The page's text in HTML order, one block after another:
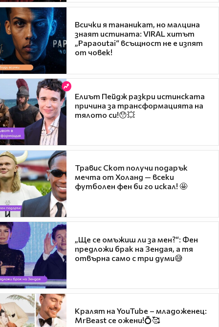
Всички я тананикат, но малцина
знаят истината: VIRAL хитът
„Papaoutai“ всъщност не е изпят
от човек!
Елиът Пейдж разкри истинската
причина за трансформацията на
тялото си!😯💥
Травис Скот получи подарък
мечта от Холанд — всеки
футболен фен би го искал! 🤩
„Ще се омъжиш ли за мен?“: Фен
предложи брак на Зендая, а тя
отвърна само с три думи😅
Кралят на YouTube – младоженец:
MrBeast се ожени!💍🥰